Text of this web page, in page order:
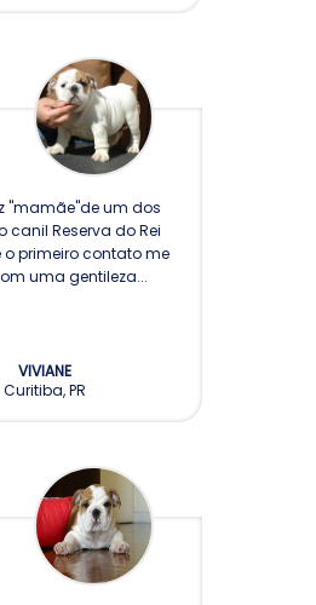
"mamãe"de um dos
canil Reserva do Rei
o primeiro contato me
uma gentileza...
VIVIANE
Curitiba, PR